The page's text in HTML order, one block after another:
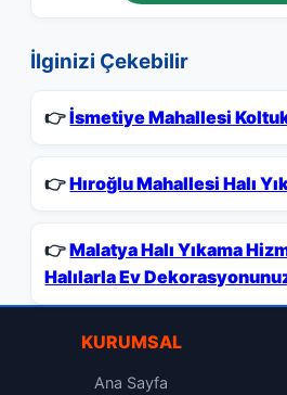
İlginizi Çekebilir
👉İsmetiye Mahallesi
👉Hıroğlu Mahallesi Halı
👉Malatya Halı Yıkama
Halılarla Ev
KURUMSAL
Ana Sayfa